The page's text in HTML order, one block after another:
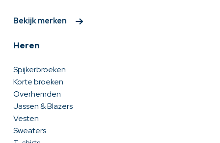
Bekijk merken
Heren
Spijkerbroeken
Korte broeken
Overhemden
Jassen & Blazers
Vesten
Sweaters